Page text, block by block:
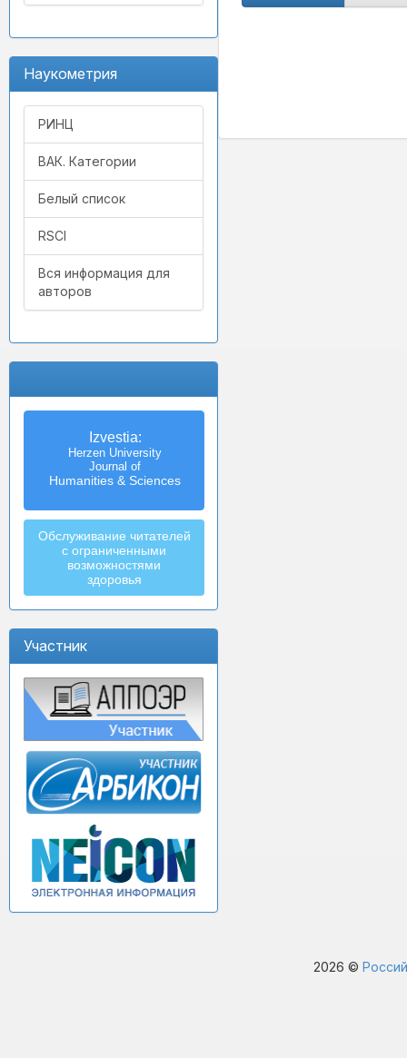
Наукометрия
РИНЦ
ВАК. Категории
Белый список
RSCI
Вся информация для
авторов
Izvestia:
Herzen University
Journal of
Humanities & Sciences
Обслуживание читателей
с ограниченными
возможностями
здоровья
Участник
2026 ©